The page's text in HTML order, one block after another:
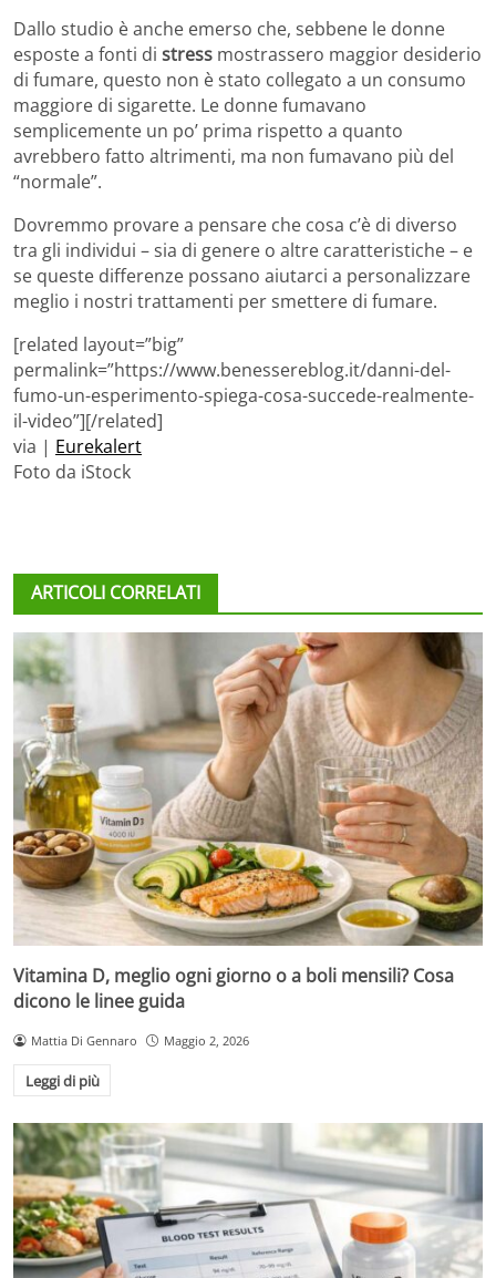
Dallo studio è anche emerso che, sebbene le donne
esposte a fonti di stress mostrassero maggior desiderio
di fumare, questo non è stato collegato a un consumo
maggiore di sigarette. Le donne fumavano
semplicemente un po’ prima rispetto a quanto
avrebbero fatto altrimenti, ma non fumavano più del
“normale”.
Dovremmo provare a pensare che cosa c’è di diverso
tra gli individui – sia di genere o altre caratteristiche – e
se queste differenze possano aiutarci a personalizzare
meglio i nostri trattamenti per smettere di fumare.
[related layout=”big”
permalink=”https://www.benessereblog.it/danni-del-
fumo-un-esperimento-spiega-cosa-succede-realmente-
il-video”][/related]
via | Eurekalert
Foto da iStock
ARTICOLI CORRELATI
Vitamina D, meglio ogni giorno o a boli mensili? Cosa
dicono le linee guida
Mattia Di Gennaro Maggio 2, 2026
Leggi di più